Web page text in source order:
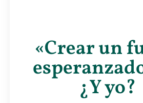
«Crear un
¿Y yo?